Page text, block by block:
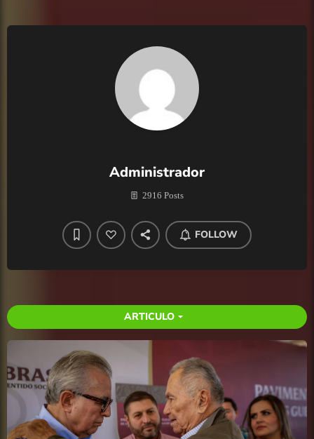
Administrador
2916 Posts
FOLLOW
ARTICULO arrow_drop_down